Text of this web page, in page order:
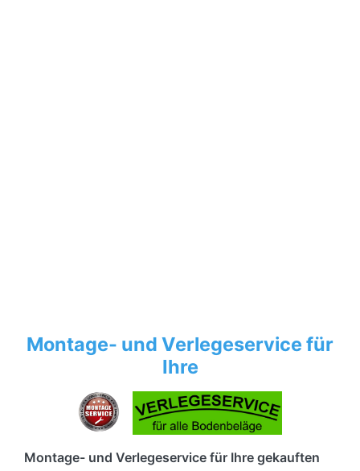
Montage- und Verlegeservice für
Ihre
Montage- und Verlegeservice für Ihre gekauften